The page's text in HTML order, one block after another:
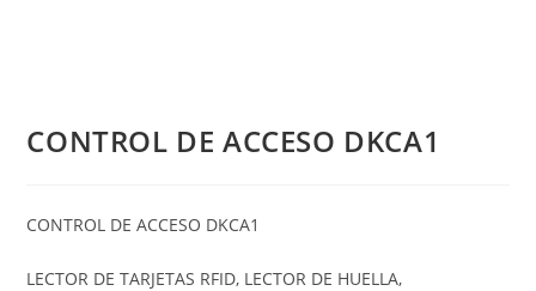
CONTROL DE ACCESO DKCA1
CONTROL DE ACCESO DKCA1
LECTOR DE TARJETAS RFID, LECTOR DE HUELLA,